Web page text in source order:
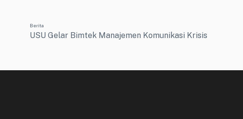
Berita
USU Gelar Bimtek Manajemen Komunikasi Krisis